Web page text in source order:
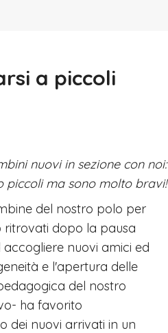
a piccoli
nuovi in sezione con noi:
piccoli ma sono molto bravi!
del nostro polo per
ritrovati dopo la pausa
nuovi amici ed
e l'apertura delle
del nostro
ha favorito
dei nuovi arrivati in un